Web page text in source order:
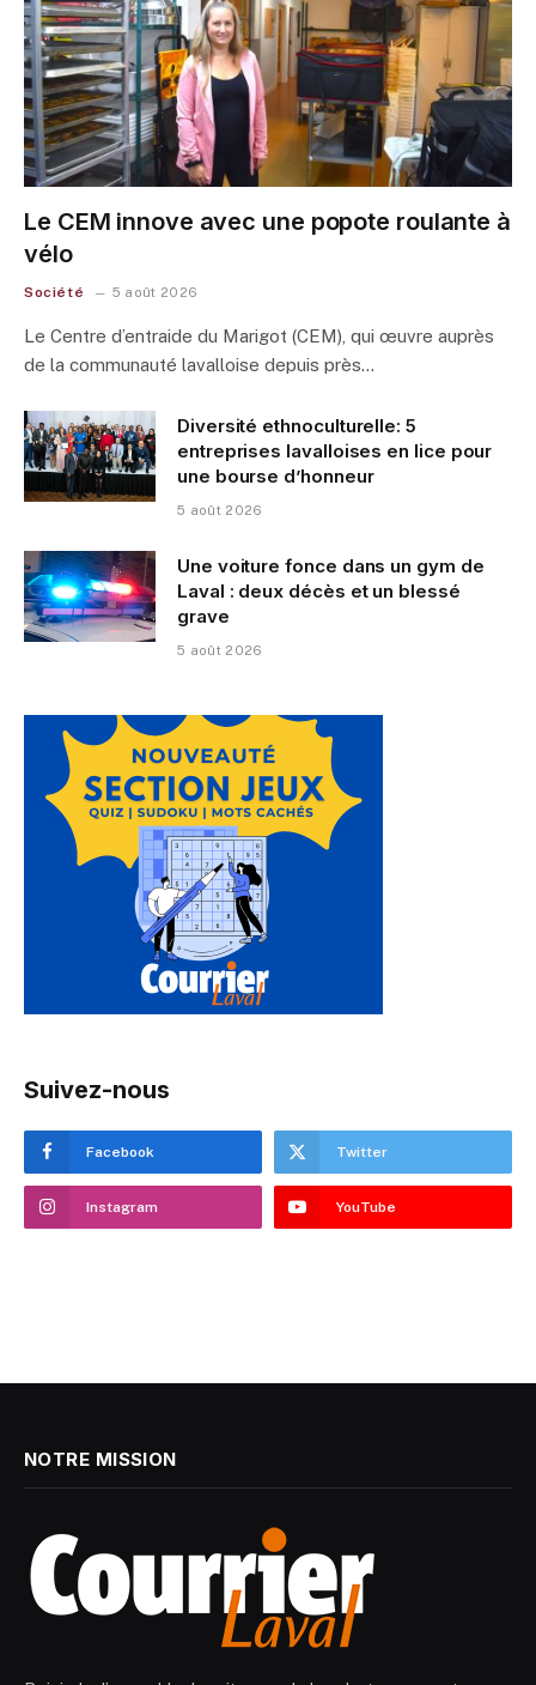
Le CEM innove avec une popote roulante à
vélo
Société 5 août 2026
Le Centre d’entraide du Marigot (CEM), qui œuvre auprès
de la communauté lavalloise depuis près…
Diversité ethnoculturelle: 5
entreprises lavalloises en lice pour
une bourse d’honneur
5 août 2026
Une voiture fonce dans un gym de
Laval : deux décès et un blessé
grave
5 août 2026
Suivez-nous
Facebook Twitter
Instagram YouTube
NOTRE MISSION